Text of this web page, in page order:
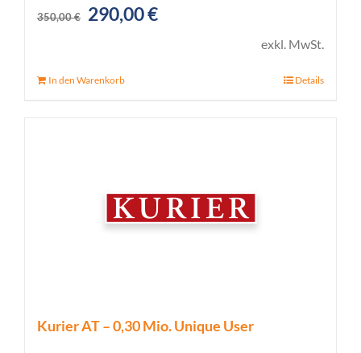
350,00€
Ursprünglicher
290,00€Aktueller
exkl. MwSt.
In den Warenkorb Details
Kurier AT – 0,30 Mio. Unique User